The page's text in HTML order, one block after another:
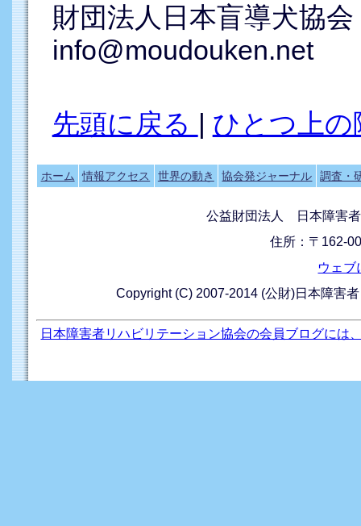
財団法人日本盲導犬協会
info@moudouken.net
先頭に戻る | ひとつ上の
ホーム 情報アクセス 世界の動き 協会発ジャーナル 調査・
公益財団法人 日本障害
住所：〒162-
ウェブ
Copyright (C) 2007-2014 (公財)日本障害
日本障害者リハビリテーション協会の会員ブログには